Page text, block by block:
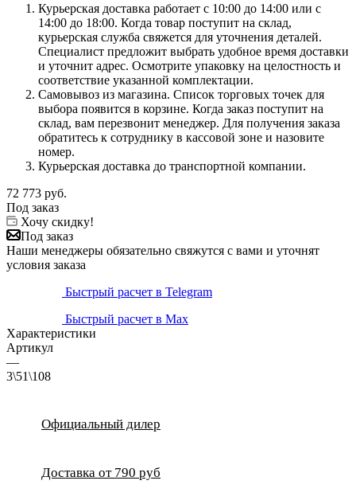
Курьерская доставка работает с 10:00 до 14:00 или с
14:00 до 18:00. Когда товар поступит на склад,
курьерская служба свяжется для уточнения деталей.
Специалист предложит выбрать удобное время доставки
и уточнит адрес. Осмотрите упаковку на целостность и
соответствие указанной комплектации.
Самовывоз из магазина. Список торговых точек для
выбора появится в корзине. Когда заказ поступит на
склад, вам перезвонит менеджер. Для получения заказа
обратитесь к сотруднику в кассовой зоне и назовите
номер.
Курьерская доставка до транспортной компании.
72 773 руб.
Под заказ
Хочу скидку!
Под заказ
Наши менеджеры обязательно свяжутся с вами и уточнят
условия заказа
Быстрый расчет в Telegram
Быстрый расчет в Max
Характеристики
Артикул
—
3\51\108
Официальный дилер
Доставка от 790 руб